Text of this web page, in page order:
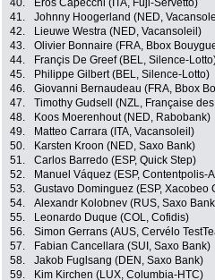
40.
Eros Capecchi (ITA, Fuji-Servetto)
41.
Johnny Hoogerland (NED,
42.
Lieuwe Westra (NED, Vacansoleil)
43.
Olivier Bonnaire (FRA, Bbox
44.
Françis De Greef (BEL, Silence-
45.
Philippe Gilbert (BEL, Silence-Lotto)
46.
Giovanni Bernaudeau (FRA, Bbox
47.
Timothy Gudsell (NZL, Française
48.
Koos Moerenhout (NED, Rabobank)
49.
Matteo Carrara (ITA, Vacansoleil)
50.
Karsten Kroon (NED, Saxo Bank)
51.
Carlos Barredo (ESP, Quick Step)
52.
Manuel Váquez (ESP, Contentpolis-
53.
Gustavo Dominguez (ESP, Xacobeo
54.
Alexandr Kolobnev (RUS, Saxo
55.
Leonardo Duque (COL, Cofidis)
56.
Simon Gerrans (AUS, Cervélo
57.
Fabian Cancellara (SUI, Saxo Bank)
58.
Jakob Fuglsang (DEN, Saxo Bank)
59.
Kim Kirchen (LUX, Columbia-HTC)